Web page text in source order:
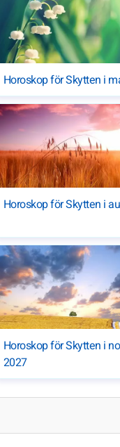
Horoskop för Skytten i
Horoskop för Skytten i
Horoskop för Skytten i
2027